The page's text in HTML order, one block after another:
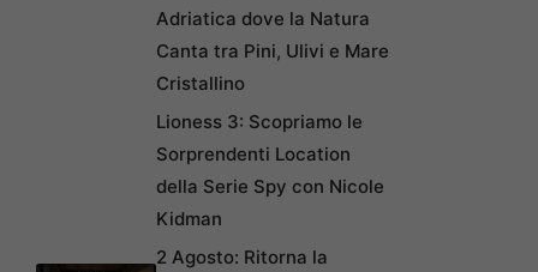
Adriatica dove la Natura
Canta tra Pini, Ulivi e Mare
Cristallino
Lioness 3: Scopriamo le
Sorprendenti Location
della Serie Spy con Nicole
Kidman
2 Agosto: Ritorna la